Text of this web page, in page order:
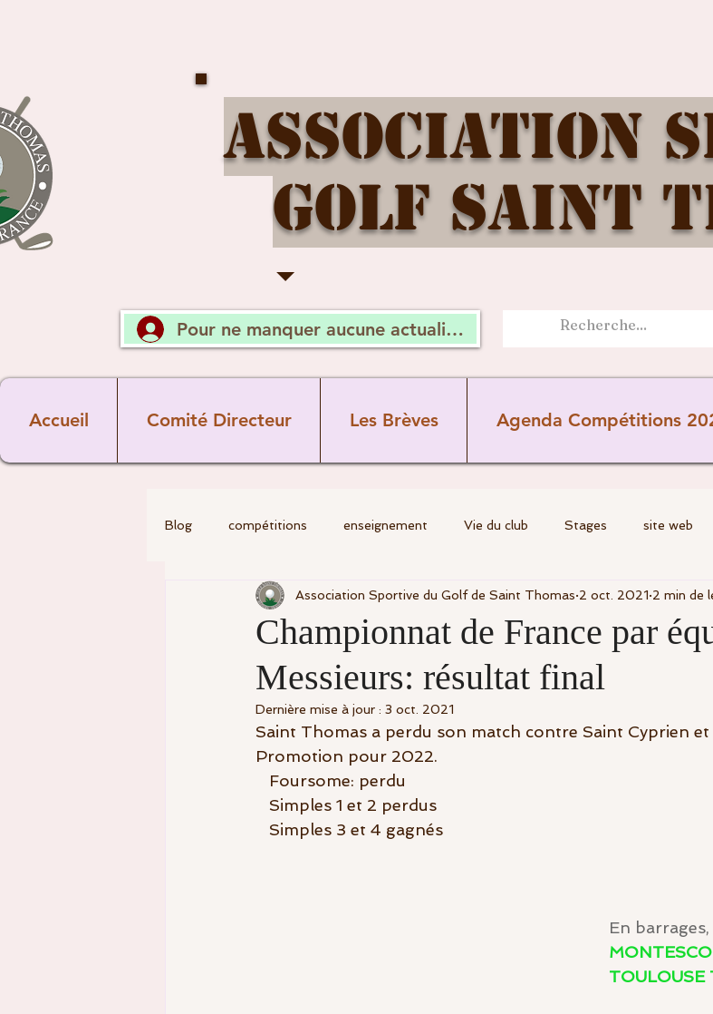
Association
Golf Saint
Pour ne manquer aucune actualité, connectez vous
Accueil Comité Directeur Les Brèves Agenda Compétitions
Blog compétitions enseignement Vie du club Stages site web
Divers Les Pros Cours Ecole de golf Coaching
comité directeur Parcours commission terrain
commission sportive Vétérans Seniors Jeunes Féminines
RDV St Thomas enseignement
Championnat de France par
Messieurs: résultat final
Association Sportive du Golf de Saint Thomas 2 oct. 2021 2 min de
Dernière mise à jour : 3 oct. 2021
Saint Thomas a perdu son match contre Saint Cyprien
Promotion pour 2022.
   Foursome: perdu
   Simples 1 et 2 perdus
   Simples 3 et 4 gagnés
En barrages,
TOULOUSE